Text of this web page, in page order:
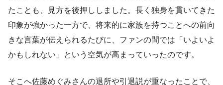
たことも、見方を後押ししました。長く独身を貫いてきた
印象が強かった一方で、将来的に家族を持つことへの前向
きな言葉が伝えられるたびに、ファンの間では「いよいよ
かもしれない」という空気が高まっていったのです。
そこへ佐藤めぐみさんの退所や引退説が重なったことで、